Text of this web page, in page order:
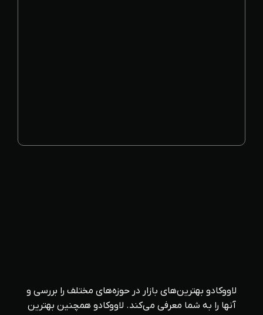
لاووکادو بهترین‌های بازار در حوزه‌های مختلف را بررسی و
آنها را به شما معرفی می‌کند. لاووکادو همچنین بهترین